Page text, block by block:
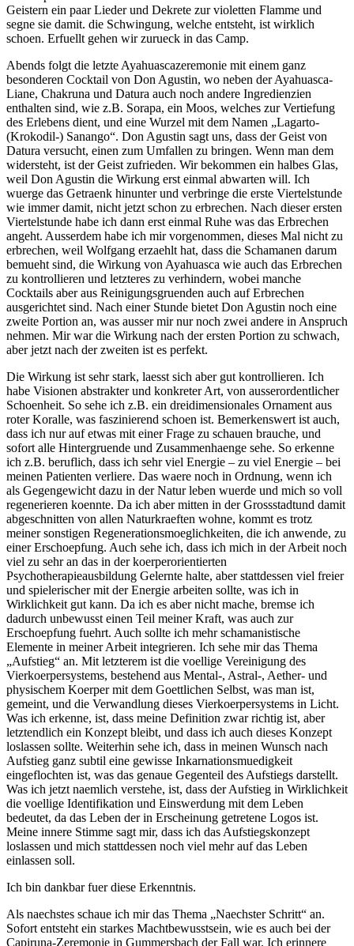
Geistern ein paar Lieder und Dekrete zur violetten Flamme und
segne sie damit. die Schwingung, welche entsteht, ist wirklich
schoen. Erfuellt gehen wir zurueck in das Camp.
Abends folgt die letzte Ayahuascazeremonie mit einem ganz
besonderen Cocktail von Don Agustin, wo neben der Ayahuasca-
Liane, Chakruna und Datura auch noch andere Ingredienzien
enthalten sind, wie z.B. Sorapa, ein Moos, welches zur Vertiefung
des Erlebens dient, und eine Wurzel mit dem Namen „Lagarto-
(Krokodil-) Sanango“. Don Agustin sagt uns, dass der Geist von
Datura versucht, einen zum Umfallen zu bringen. Wenn man dem
widersteht, ist der Geist zufrieden. Wir bekommen ein halbes Glas,
weil Don Agustin die Wirkung erst einmal abwarten will. Ich
wuerge das Getraenk hinunter und verbringe die erste Viertelstunde
wie immer damit, nicht jetzt schon zu erbrechen. Nach dieser ersten
Viertelstunde habe ich dann erst einmal Ruhe was das Erbrechen
angeht. Ausserdem habe ich mir vorgenommen, dieses Mal nicht zu
erbrechen, weil Wolfgang erzaehlt hat, dass die Schamanen darum
bemueht sind, die Wirkung von Ayahuasca wie auch das Erbrechen
zu kontrollieren und letzteres zu verhindern, wobei manche
Cocktails aber aus Reinigungsgruenden auch auf Erbrechen
ausgerichtet sind. Nach einer Stunde bietet Don Agustin noch eine
zweite Portion an, was ausser mir nur noch zwei andere in Anspruch
nehmen. Mir war die Wirkung nach der ersten Portion zu schwach,
aber jetzt nach der zweiten ist es perfekt.
Die Wirkung ist sehr stark, laesst sich aber gut kontrollieren. Ich
habe Visionen abstrakter und konkreter Art, von ausserordentlicher
Schoenheit. So sehe ich z.B. ein dreidimensionales Ornament aus
roter Koralle, was faszinierend schoen ist. Bemerkenswert ist auch,
dass ich nur auf etwas mit einer Frage zu schauen brauche, und
sofort alle Hintergruende und Zusammenhaenge sehe. So erkenne
ich z.B. beruflich, dass ich sehr viel Energie – zu viel Energie – bei
meinen Patienten verliere. Das waere noch in Ordnung, wenn ich
als Gegengewicht dazu in der Natur leben wuerde und mich so voll
regenerieren koennte. Da ich aber mitten in der Grossstadtund damit
abgeschnitten von allen Naturkraeften wohne, kommt es trotz
meiner sonstigen Regenerationsmoeglichkeiten, die ich anwende, zu
einer Erschoepfung. Auch sehe ich, dass ich mich in der Arbeit noch
viel zu sehr an das in der koerperorientierten
Psychotherapieausbildung Gelernte halte, aber stattdessen viel freier
und spielerischer mit der Energie arbeiten sollte, was ich in
Wirklichkeit gut kann. Da ich es aber nicht mache, bremse ich
dadurch unbewusst einen Teil meiner Kraft, was auch zur
Erschoepfung fuehrt. Auch sollte ich mehr schamanistische
Elemente in meiner Arbeit integrieren. Ich sehe mir das Thema
„Aufstieg“ an. Mit letzterem ist die voellige Vereinigung des
Vierkoerpersystems, bestehend aus Mental-, Astral-, Aether- und
physischem Koerper mit dem Goettlichen Selbst, was man ist,
gemeint, und die Verwandlung dieses Vierkoerpersystems in Licht.
Was ich erkenne, ist, dass meine Definition zwar richtig ist, aber
letztendlich ein Konzept bleibt, und dass ich auch dieses Konzept
loslassen sollte. Weiterhin sehe ich, dass in meinen Wunsch nach
Aufstieg ganz subtil eine gewisse Inkarnationsmuedigkeit
eingeflochten ist, was das genaue Gegenteil des Aufstiegs darstellt.
Was ich jetzt naemlich verstehe, ist, dass der Aufstieg in Wirklichkeit
die voellige Identifikation und Einswerdung mit dem Leben
bedeutet, da das Leben der in Erscheinung getretene Logos ist.
Meine innere Stimme sagt mir, dass ich das Aufstiegskonzept
loslassen und mich stattdessen noch viel mehr auf das Leben
einlassen soll.
Ich bin dankbar fuer diese Erkenntnis.
Als naechstes schaue ich mir das Thema „Naechster Schritt“ an.
Sofort entsteht ein starkes Machtbewusstsein, wie es auch bei der
Capiruna-Zeremonie in Gummersbach der Fall war. Ich erinnere